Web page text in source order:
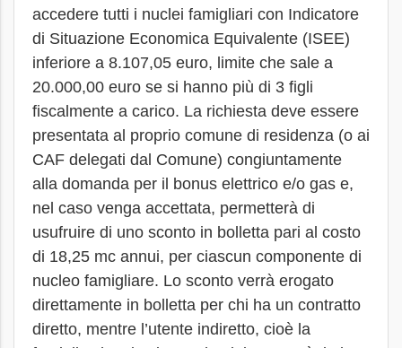
accedere tutti i nuclei famigliari con Indicatore
di Situazione Economica Equivalente (ISEE)
inferiore a 8.107,05 euro, limite che sale a
20.000,00 euro se si hanno più di 3 figli
fiscalmente a carico. La richiesta deve essere
presentata al proprio comune di residenza (o ai
CAF delegati dal Comune) congiuntamente
alla domanda per il bonus elettrico e/o gas e,
nel caso venga accettata, permetterà di
usufruire di uno sconto in bolletta pari al costo
di 18,25 mc annui, per ciascun componente di
nucleo famigliare. Lo sconto verrà erogato
direttamente in bolletta per chi ha un contratto
diretto, mentre l’utente indiretto, cioè la